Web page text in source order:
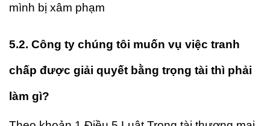
mình bị xâm phạm
5.2. Công ty chúng tôi muốn vụ việc tranh
chấp được giải quyết bằng trọng tài thì phải
làm gì?